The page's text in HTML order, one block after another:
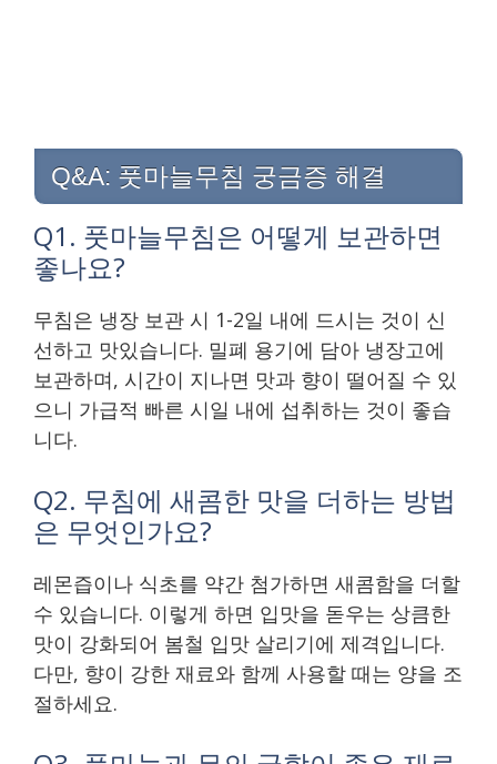
Q&A: 풋마늘무침 궁금증 해결
Q1. 풋마늘무침은 어떻게 보관하면
좋나요?
무침은 냉장 보관 시 1-2일 내에 드시는 것이 신
선하고 맛있습니다. 밀폐 용기에 담아 냉장고에
보관하며, 시간이 지나면 맛과 향이 떨어질 수 있
으니 가급적 빠른 시일 내에 섭취하는 것이 좋습
니다.
Q2. 무침에 새콤한 맛을 더하는 방법
은 무엇인가요?
레몬즙이나 식초를 약간 첨가하면 새콤함을 더할
수 있습니다. 이렇게 하면 입맛을 돋우는 상큼한
맛이 강화되어 봄철 입맛 살리기에 제격입니다.
다만, 향이 강한 재료와 함께 사용할 때는 양을 조
절하세요.